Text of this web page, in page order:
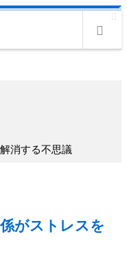
消する不思議
がストレスを